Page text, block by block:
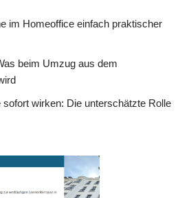
im Homeoffice einfach praktischer
beim Umzug aus dem
wirken: Die unterschätzte Rolle